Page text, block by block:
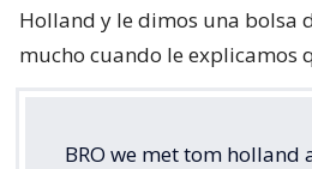
Holland y le dimos una bolsa
mucho cuando le explicamos
BRO we met tom holland